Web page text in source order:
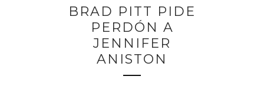
BRAD PITT PIDE
PERDÓN A
JENNIFER
ANISTON